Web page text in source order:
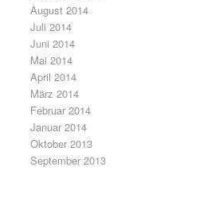
August 2014
Juli 2014
Juni 2014
Mai 2014
April 2014
März 2014
Februar 2014
Januar 2014
Oktober 2013
September 2013